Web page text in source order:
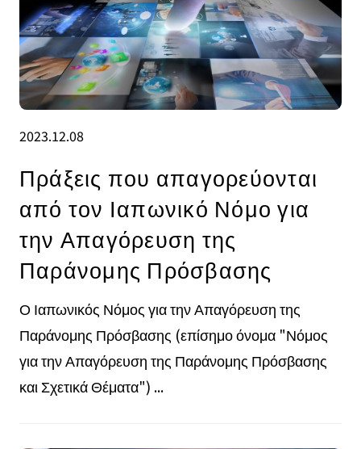
2023.12.08
Πράξεις που απαγορεύονται
από τον Ιαπωνικό Νόμο για
την Απαγόρευση της
Παράνομης Πρόσβασης
Ο Ιαπωνικός Νόμος για την Απαγόρευση της
Παράνομης Πρόσβασης (επίσημο όνομα "Νόμος
για την Απαγόρευση της Παράνομης Πρόσβασης
και Σχετικά Θέματα") ...